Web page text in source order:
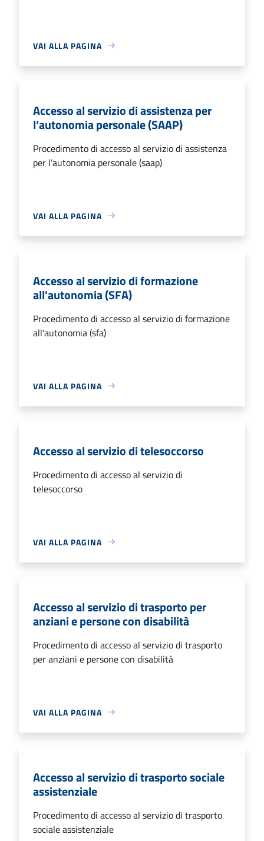
VAI ALLA PAGINA
Accesso al servizio di assistenza per
l’autonomia personale (SAAP)
Procedimento di accesso al servizio di assistenza
per l’autonomia personale (saap)
VAI ALLA PAGINA
Accesso al servizio di formazione
all'autonomia (SFA)
Procedimento di accesso al servizio di formazione
all'autonomia (sfa)
VAI ALLA PAGINA
Accesso al servizio di telesoccorso
Procedimento di accesso al servizio di
telesoccorso
VAI ALLA PAGINA
Accesso al servizio di trasporto per
anziani e persone con disabilità
Procedimento di accesso al servizio di trasporto
per anziani e persone con disabilità
VAI ALLA PAGINA
Accesso al servizio di trasporto sociale
assistenziale
Procedimento di accesso al servizio di trasporto
sociale assistenziale